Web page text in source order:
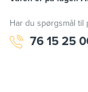
Har du spørgsmål til
76 15 25